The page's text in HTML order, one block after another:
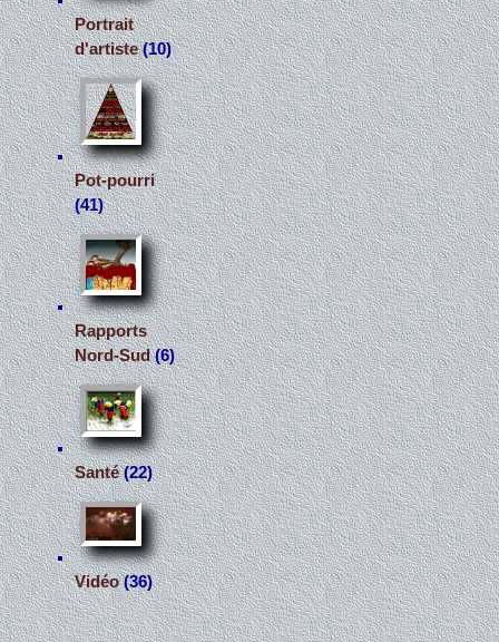
Portrait
d'artiste(10)
Pot-pourri
(41)
Rapports
Nord-Sud(6)
Santé(22)
Vidéo(36)